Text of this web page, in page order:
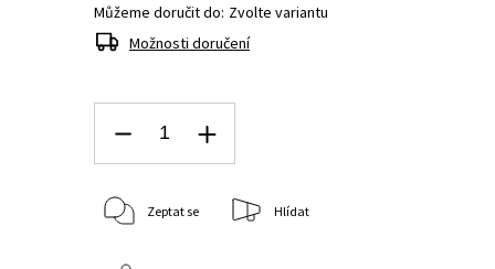
Můžeme doručit do: Zvolte variantu
Možnosti doručení
Zeptat se Hlídat